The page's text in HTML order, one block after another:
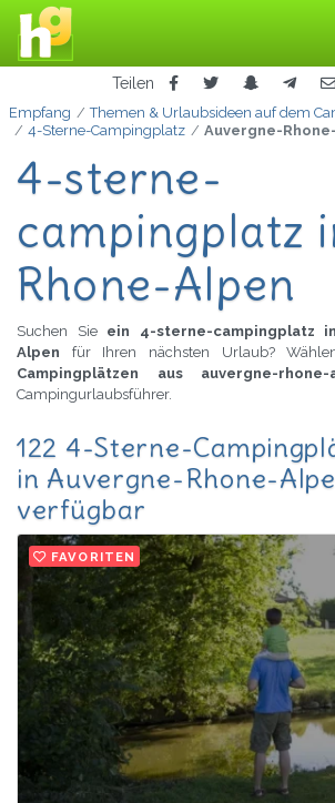
Teilen
Empfang
Themen & Urlaubsideen auf dem
4-Sterne-Campingplatz
Auvergne-
4-sterne-
campingplatz
Rhone-Alpen
Suchen Sie ein 4-sterne-campingplatz
Alpen für Ihren nächsten Urlaub?
Campingplätzen aus auvergne-rhone-
Campingurlaubsführer.
122 4-Sterne-
in Auvergne-Rhone-
verfügbar
FAVORITEN